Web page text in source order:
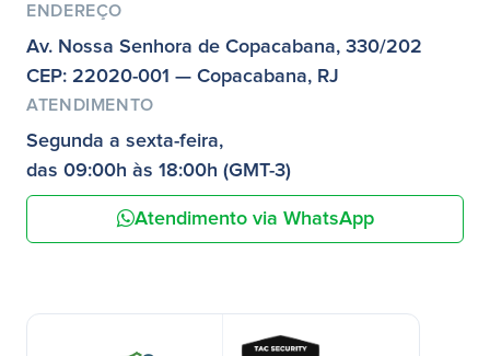
ENDEREÇO
Av. Nossa Senhora de Copacabana, 330/202
CEP: 22020-001 — Copacabana, RJ
ATENDIMENTO
Segunda a sexta-feira,
das 09:00h às 18:00h (GMT-3)
Atendimento via WhatsApp